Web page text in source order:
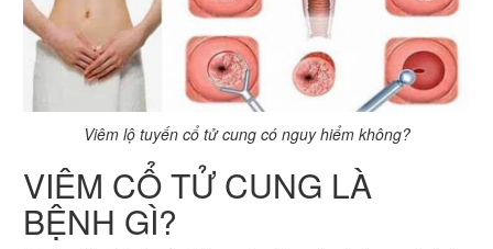
Viêm lộ tuyến cổ tử cung có nguy hiểm không?
VIÊM CỔ TỬ CUNG LÀ
BỆNH GÌ?